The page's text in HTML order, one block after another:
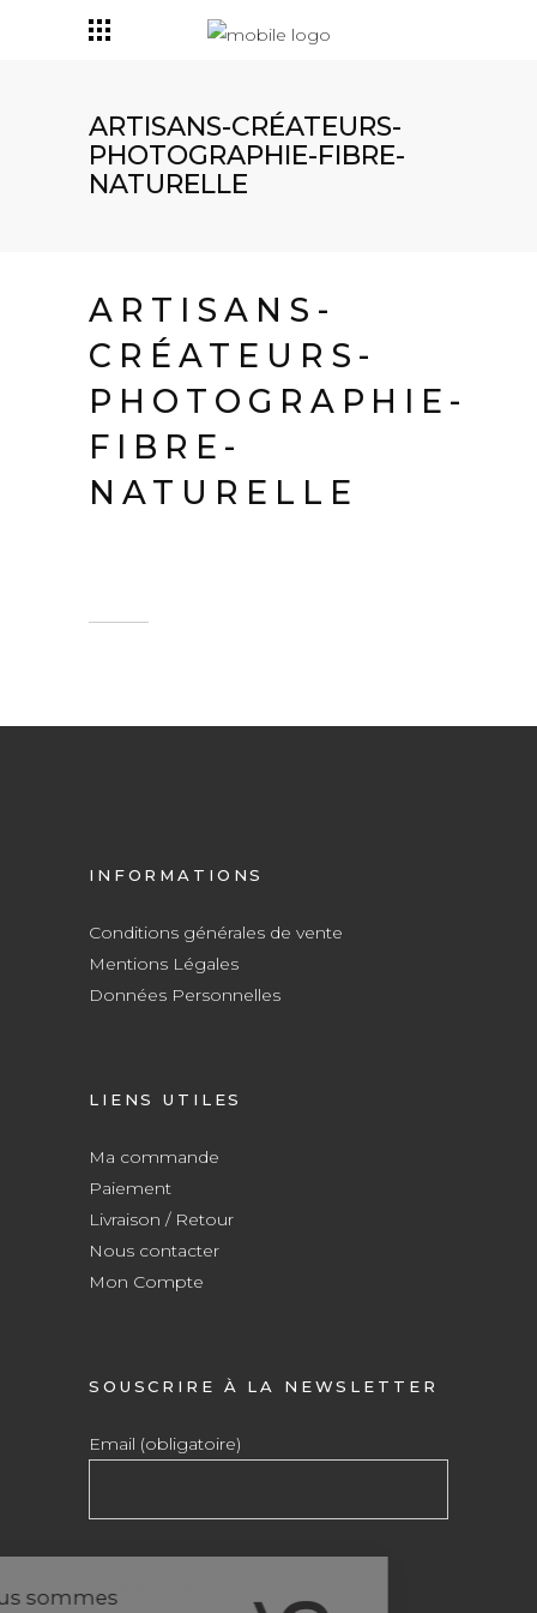
ARTISANS-CRÉATEURS-
PHOTOGRAPHIE-FIBRE-
NATURELLE
ARTISANS-
CRÉATEURS-
PHOTOGRAPHIE-
FIBRE-
NATURELLE
INFORMATIONS
Conditions générales de vente
Mentions Légales
Données Personnelles
LIENS UTILES
Ma commande
Paiement
Livraison / Retour
Nous contacter
Mon Compte
SOUSCRIRE À LA NEWSLETTER
Email (obligatoire)